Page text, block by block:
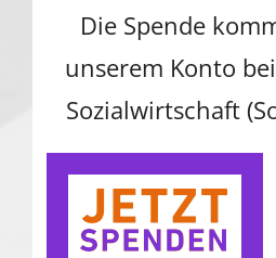
Die Spende
unserem Konto
Sozialwirtschaft